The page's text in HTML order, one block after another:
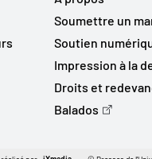
Soumettre un
Soutien
Impression à la
Droits et
Balados